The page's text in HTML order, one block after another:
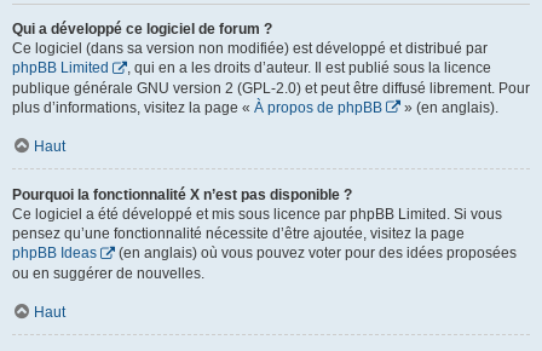
Qui a développé ce logiciel de forum ?
Ce logiciel (dans sa version non modifiée) est développé et distribué par
phpBB Limited
, qui en a les droits d’auteur. Il est publié sous la licence
publique générale GNU version 2 (GPL-2.0) et peut être diffusé librement. Pour
plus d’informations, visitez la page « À propos de phpBB » (en anglais).
Haut
Pourquoi la fonctionnalité X n’est pas disponible ?
Ce logiciel a été développé et mis sous licence par phpBB Limited. Si vous
pensez qu’une fonctionnalité nécessite d’être ajoutée, visitez la page
phpBB Ideas
(en anglais) où vous pouvez voter pour des idées proposées
ou en suggérer de nouvelles.
Haut